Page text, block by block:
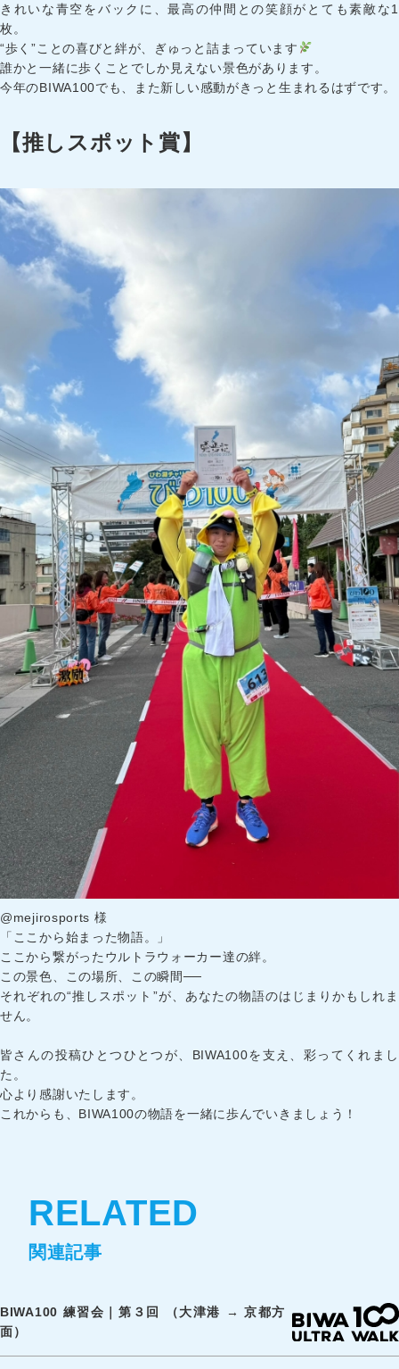
きれいな青空をバックに、最高の仲間との笑顔がとても素敵な1
枚。
“歩く”ことの喜びと絆が、ぎゅっと詰まっています
誰かと一緒に歩くことでしか見えない景色があります。
今年のBIWA100でも、また新しい感動がきっと生まれるはずです。
【推しスポット賞】
@mejirosports 様
「ここから始まった物語。」
ここから繋がったウルトラウォーカー達の絆。
この景色、この場所、この瞬間──
それぞれの“推しスポット”が、あなたの物語のはじまりかもしれま
せん。
皆さんの投稿ひとつひとつが、BIWA100を支え、彩ってくれまし
た。
心より感謝いたします。
これからも、BIWA100の物語を一緒に歩んでいきましょう！
関連記事
RELATED
BIWA100 練習会｜第３回 （大津港 → 京都方
面）